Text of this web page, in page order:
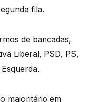
fila.
de bancadas,
Liberal, PSD, PS,
maioritário em